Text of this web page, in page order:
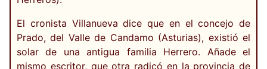
El cronista Villanueva dice que en el concejo de
Prado, del Valle de Candamo (Asturias), existió el
solar de una antigua familia Herrero. Añade el
mismo escritor, que otra radicó en la provincia de